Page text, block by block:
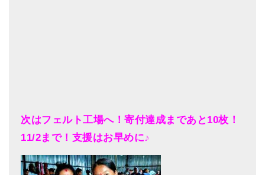
次はフェルト工場へ！寄付達成まであと10枚！
11/2まで！支援はお早めに♪